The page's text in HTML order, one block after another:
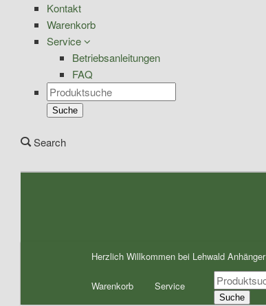
Kontakt
Warenkorb
Service
Betriebsanleitungen
FAQ
Products
search
Suche
Search
Inhalt
Herzlich Willkommen bei Lehwald Anhänger
Warenkorb Service
Products
search
Suche